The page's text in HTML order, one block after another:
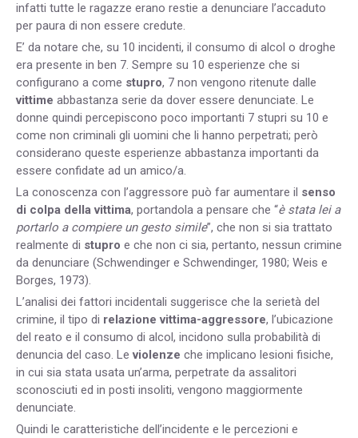
infatti tutte le ragazze erano restie a denunciare l’accaduto
per paura di non essere credute.
E’ da notare che, su 10 incidenti, il consumo di alcol o droghe
era presente in ben 7. Sempre su 10 esperienze che si
configurano a come stupro, 7 non vengono ritenute dalle
vittime abbastanza serie da dover essere denunciate. Le
donne quindi percepiscono poco importanti 7 stupri su 10 e
come non criminali gli uomini che li hanno perpetrati; però
considerano queste esperienze abbastanza importanti da
essere confidate ad un amico/a.
La conoscenza con l’aggressore può far aumentare il senso
di colpa della vittima, portandola a pensare che “è stata lei a
portarlo a compiere un gesto simile”, che non si sia trattato
realmente di stupro e che non ci sia, pertanto, nessun crimine
da denunciare (Schwendinger e Schwendinger, 1980; Weis e
Borges, 1973).
L’analisi dei fattori incidentali suggerisce che la serietà del
crimine, il tipo di relazione vittima-aggressore, l’ubicazione
del reato e il consumo di alcol, incidono sulla probabilità di
denuncia del caso. Leviolenze che implicano lesioni fisiche,
in cui sia stata usata un’arma, perpetrate da assalitori
sconosciuti ed in posti insoliti, vengono maggiormente
denunciate.
Quindi le caratteristiche dell’incidente e le percezioni e